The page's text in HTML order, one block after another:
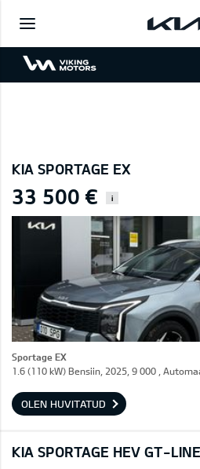
KIA SPORTAGE EX
33 500 € i
Sportage EX
1.6 (110 kW) Bensiin, 2025, 9 000 ,
OLEN HUVITATUD
KIA SPORTAGE HEV GT-LINE